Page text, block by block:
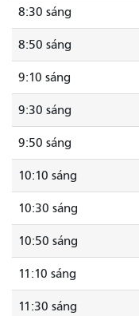
8:30 sáng
8:50 sáng
9:10 sáng
9:30 sáng
9:50 sáng
10:10 sáng
10:30 sáng
10:50 sáng
11:10 sáng
11:30 sáng